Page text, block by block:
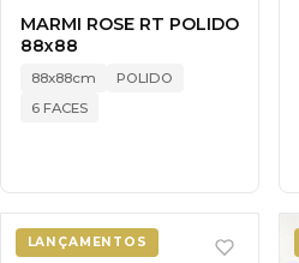
MARMI ROSE RT POLIDO
88x88
88x88cm
POLIDO
6 FACES
LANÇAMENTOS